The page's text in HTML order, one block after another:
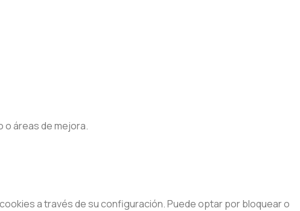
o áreas de mejora.
a través de su configuración. Puede optar por bloquear o